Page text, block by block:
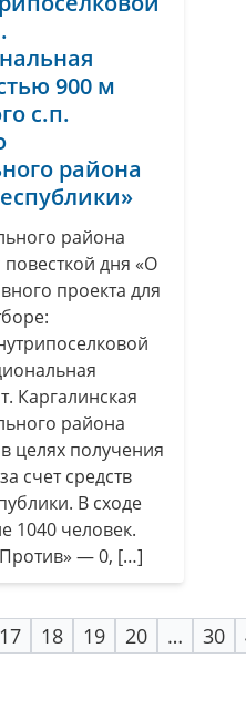
900 м
с.п.
района
района
дня «О
проекта для
Каргалинская
района
целях получения
счет средств
В сходе
1040 человек.
— 0, […]
17 18 19 20 … 30